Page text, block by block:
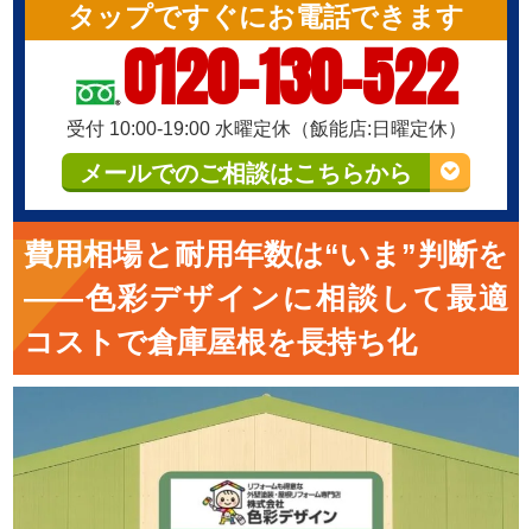
タップですぐにお電話できます
0120-130-522
受付 10:00-19:00 水曜定休（飯能店:日曜定休）
メールでのご相談はこちらから
費用相場と耐用年数は“いま”判断を
――色彩デザインに相談して最適
コストで倉庫屋根を長持ち化